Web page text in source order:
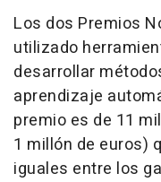
Los dos Premios
utilizado
desarrollar
aprendizaje
premio es de 11
1 millón de euros)
iguales entre los